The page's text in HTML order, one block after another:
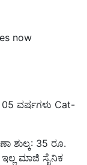
now
ವರ್ಷಗಳು Cat-
ಶುಲ್ಕ: 35 ರೂ.
ಮಾಜಿ ಸೈನಿಕ